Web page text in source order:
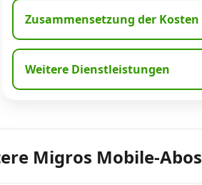
Zusammensetzung der Kosten
Weitere Dienstleistungen
Migros Mobile-Abos